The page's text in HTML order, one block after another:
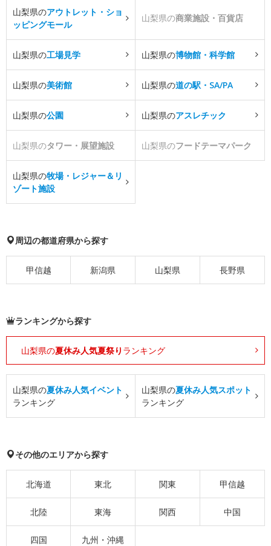
山梨県のアウトレット・ショ
ッピングモール
山梨県の商業施設・百貨店
山梨県の工場見学 山梨県の博物館・科学館
山梨県の美術館 山梨県の道の駅・SA/PA
山梨県の公園 山梨県のアスレチック
山梨県のタワー・展望施設 山梨県のフードテーマパーク
山梨県の牧場・レジャー＆リ
ゾート施設
周辺の都道府県から探す
甲信越 新潟県 山梨県 長野県
ランキングから探す
山梨県の夏休み人気夏祭り ランキング
山梨県の夏休み人気イベント
ランキング
山梨県の夏休み人気スポット
ランキング
その他のエリアから探す
北海道 東北 関東 甲信越
北陸 東海 関西 中国
四国 九州・沖縄